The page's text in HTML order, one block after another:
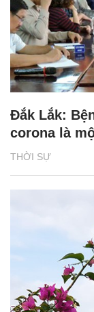
THỜI SỰ
Đắk Lắk:
corona là